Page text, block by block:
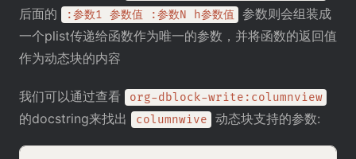
后面的
:参数1 参数值 :参数N h参数值
参数则会组装成
一个plist传递给函数作为唯一的参数，并将函数的返回值
作为动态块的内容
我们可以通过查看 org-dblock-write:columnview
的docstring来找出 columnwive 动态块支持的参数: